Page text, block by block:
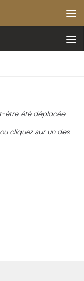
être été déplacée.
cliquez sur un des